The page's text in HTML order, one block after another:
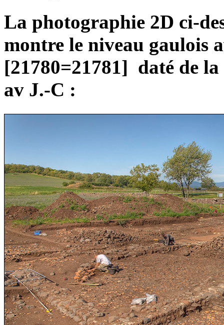
La photographie 2D ci-
montre le niveau gaulois
[21780=21781] daté de
av J.-C :